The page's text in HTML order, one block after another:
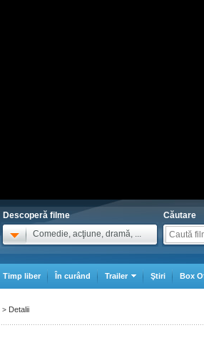
Descoperă filme
Comedie, acţiune, dramă, ...
Căutare
Timp liber În curând Trailer Ştiri Box
> Detalii